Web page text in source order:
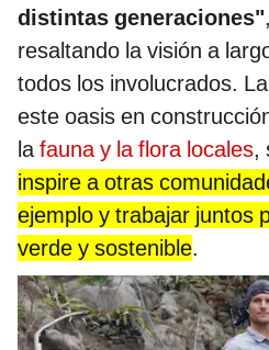
distintas generaciones"
resaltando la visión a
todos los involucrados.
este oasis en
lafauna y la flora locales,
inspire a otras
ejemplo y trabajar juntos
verde y sostenible.